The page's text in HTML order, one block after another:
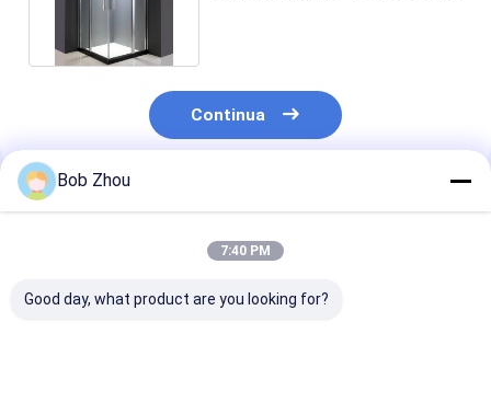
Continua
Prodotti Raccomandati
Bob Zhou
7:40 PM
Good day, what product are you looking for?